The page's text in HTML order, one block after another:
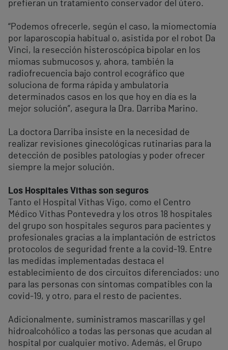
prefieran un tratamiento conservador del útero.
“Podemos ofrecerle, según el caso, la miomectomía
por laparoscopia habitual o, asistida por el robot Da
Vinci, la resección histeroscópica bipolar en los
miomas submucosos y, ahora, también la
radiofrecuencia bajo control ecográfico que
soluciona de forma rápida y ambulatoria
determinados casos en los que hoy en día es la
mejor solución”, asegura la Dra. Darriba Marino.
La doctora Darriba insiste en la necesidad de
realizar revisiones ginecológicas rutinarias para la
detección de posibles patologías y poder ofrecer
siempre la mejor solución.
Los Hospitales Vithas son seguros
Tanto el Hospital Vithas Vigo, como el Centro
Médico Vithas Pontevedra y los otros 18 hospitales
del grupo son hospitales seguros para pacientes y
profesionales gracias a la implantación de estrictos
protocolos de seguridad frente a la covid-19. Entre
las medidas implementadas destaca el
establecimiento de dos circuitos diferenciados: uno
para las personas con síntomas compatibles con la
covid-19, y otro, para el resto de pacientes.
Adicionalmente, suministramos mascarillas y gel
hidroalcohólico a todas las personas que acudan al
hospital por cualquier motivo. Además, el Grupo